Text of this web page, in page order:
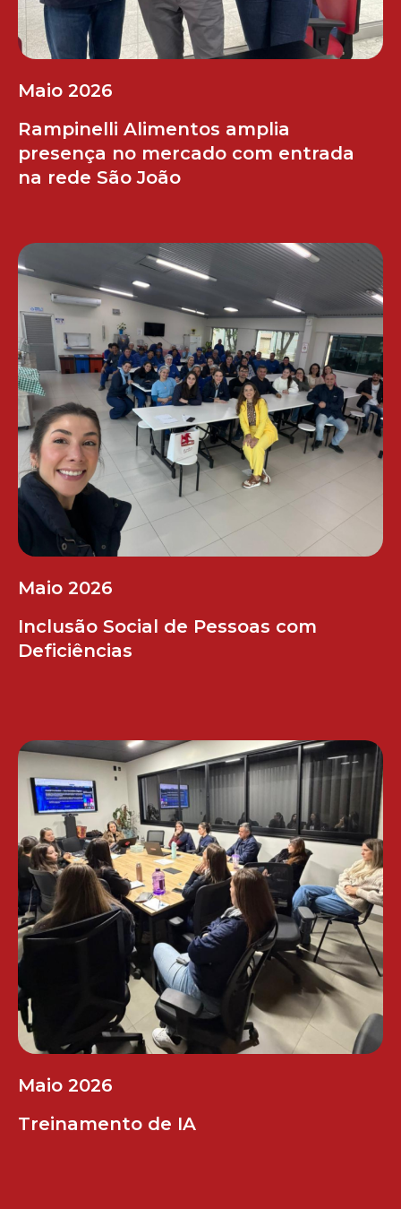
Maio 2026
Rampinelli Alimentos amplia
presença no mercado com entrada
na rede São João
Maio 2026
Inclusão Social de Pessoas com
Deficiências
Maio 2026
Treinamento de IA